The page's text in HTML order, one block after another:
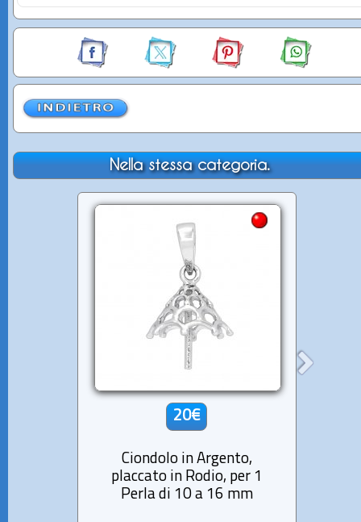
Nella stessa categoria.
20€
Ciondolo in Argento,
placcato in Rodio, per 1
Perla di 10 a 16 mm